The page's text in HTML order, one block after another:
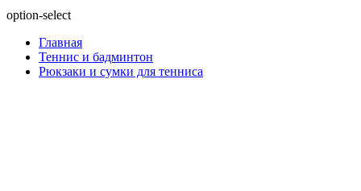
option-select
Главная
Теннис и бадминтон
Рюкзаки и сумки для тенниса